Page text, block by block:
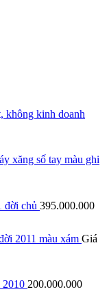
không kinh doanh
xăng số tay màu ghi
đời chủ 395.000.000
2011 màu xám Giá
2010 200.000.000